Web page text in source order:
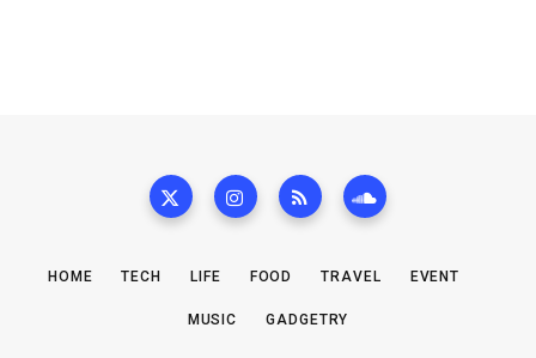
HOME TECH LIFE FOOD TRAVEL EVENT
MUSIC GADGETRY